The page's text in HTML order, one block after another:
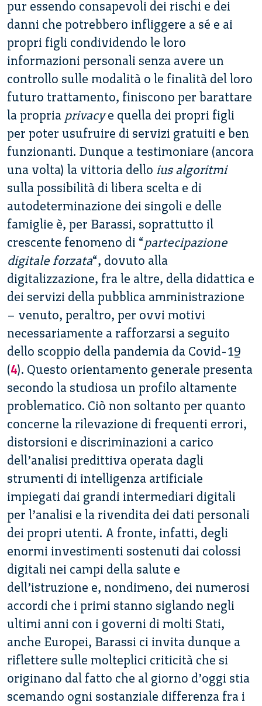
pur essendo consapevoli dei rischi e dei
danni che potrebbero infliggere a sé e ai
propri figli condividendo le loro
informazioni personali senza avere un
controllo sulle modalità o le finalità del loro
futuro trattamento, finiscono per barattare
la propria privacye quella dei propri figli
per poter usufruire di servizi gratuiti e ben
funzionanti. Dunque a testimoniare (ancora
una volta) la vittoria dello ius algoritmi
sulla possibilità di libera scelta e di
autodeterminazione dei singoli e delle
famiglie è, per Barassi, soprattutto il
crescente fenomeno di “partecipazione
digitale forzata“, dovuto alla
digitalizzazione, fra le altre, della didattica e
dei servizi della pubblica amministrazione
– venuto, peraltro, per ovvi motivi
necessariamente a rafforzarsi a seguito
dello scoppio della pandemia da Covid-19
(4). Questo orientamento generale presenta
secondo la studiosa un profilo altamente
problematico. Ciò non soltanto per quanto
concerne la rilevazione di frequenti errori,
distorsioni e discriminazioni a carico
dell’analisi predittiva operata dagli
strumenti di intelligenza artificiale
impiegati dai grandi intermediari digitali
per l’analisi e la rivendita dei dati personali
dei propri utenti. A fronte, infatti, degli
enormi investimenti sostenuti dai colossi
digitali nei campi della salute e
dell’istruzione e, nondimeno, dei numerosi
accordi che i primi stanno siglando negli
ultimi anni con i governi di molti Stati,
anche Europei, Barassi ci invita dunque a
riflettere sulle molteplici criticità che si
originano dal fatto che al giorno d’oggi stia
scemando ogni sostanziale differenza fra i